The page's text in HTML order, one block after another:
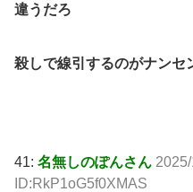
違うだろ
殺しで線引するのがナンセ
41: 名無しのぽんさん
ID:RkP1oG5f0XMAS